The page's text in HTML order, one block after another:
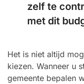
zelf te
met dit
Het is niet altijd
kiezen. Wanneer u
gemeente bepalen